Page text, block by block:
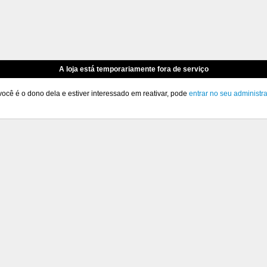
A loja está temporariamente fora de serviço
é o dono dela e estiver interessado em reativar, pode entrar no seu